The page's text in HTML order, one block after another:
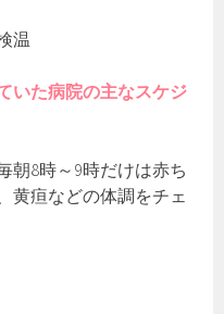
温
いた病院の主なスケジ
朝8時～9時だけは赤ち
黄疸などの体調をチェ